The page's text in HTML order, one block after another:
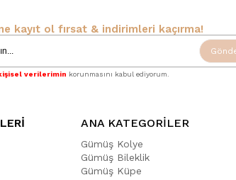
kayıt ol fırsat & indirimleri kaçırma!
verilerimin korunmasını kabul ediyorum.
ANA KATEGORİLER
Gümüş Kolye
Gümüş Bileklik
Gümüş Küpe